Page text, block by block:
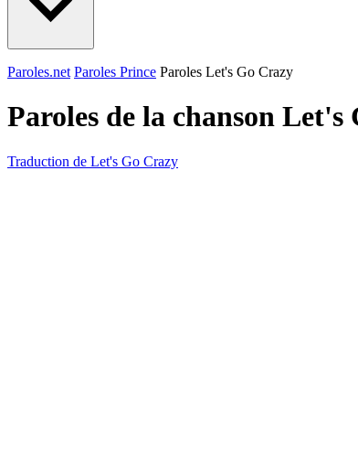
Paroles.net Paroles Prince Paroles Let's Go Crazy
Paroles de la chanson
Traduction de Let's Go Crazy